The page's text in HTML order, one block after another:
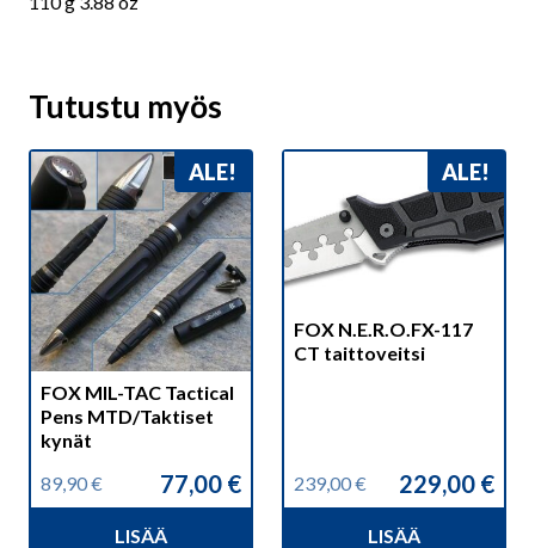
Tutustu myös
ALE!
FOX MIL-TAC Tactical
Pens MTD/Taktiset
kynät
89,90€
Alkuperäinen
hinta
77,00 €
Nykyinen
hinta
LISÄÄ
ALE!
FOX N.E.R.O.FX-117
CT taittoveitsi
239,00€
Alkuperäinen
hinta
229,00 €
Nykyinen
hinta
LISÄÄ